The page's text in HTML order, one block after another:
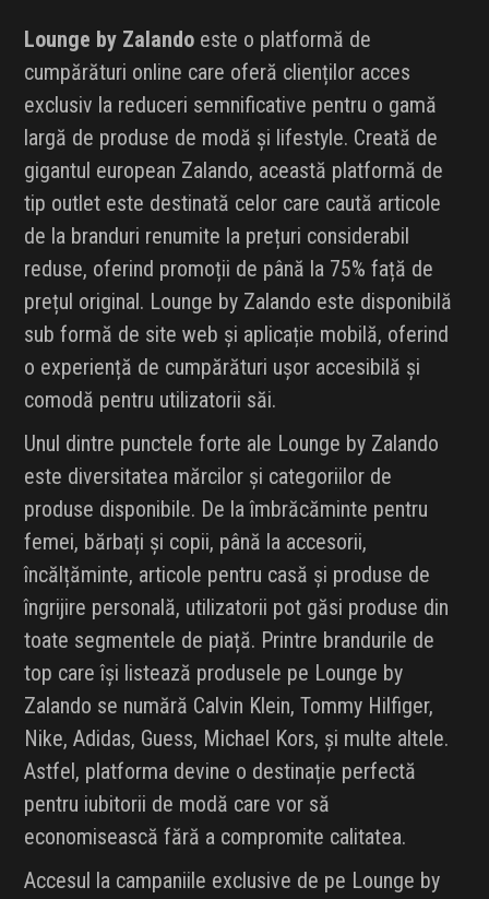
Lounge by Zalando este o platformă de
cumpărături online care oferă clienților acces
exclusiv la reduceri semnificative pentru o gamă
largă de produse de modă și lifestyle. Creată de
gigantul european Zalando, această platformă de
tip outlet este destinată celor care caută articole
de la branduri renumite la prețuri considerabil
reduse, oferind promoții de până la 75% față de
prețul original. Lounge by Zalando este disponibilă
sub formă de site web și aplicație mobilă, oferind
o experiență de cumpărături ușor accesibilă și
comodă pentru utilizatorii săi.
Unul dintre punctele forte ale Lounge by Zalando
este diversitatea mărcilor și categoriilor de
produse disponibile. De la îmbrăcăminte pentru
femei, bărbați și copii, până la accesorii,
încălțăminte, articole pentru casă și produse de
îngrijire personală, utilizatorii pot găsi produse din
toate segmentele de piață. Printre brandurile de
top care își listează produsele pe Lounge by
Zalando se numără Calvin Klein, Tommy Hilfiger,
Nike, Adidas, Guess, Michael Kors, și multe altele.
Astfel, platforma devine o destinație perfectă
pentru iubitorii de modă care vor să
economisească fără a compromite calitatea.
Accesul la campaniile exclusive de pe Lounge by